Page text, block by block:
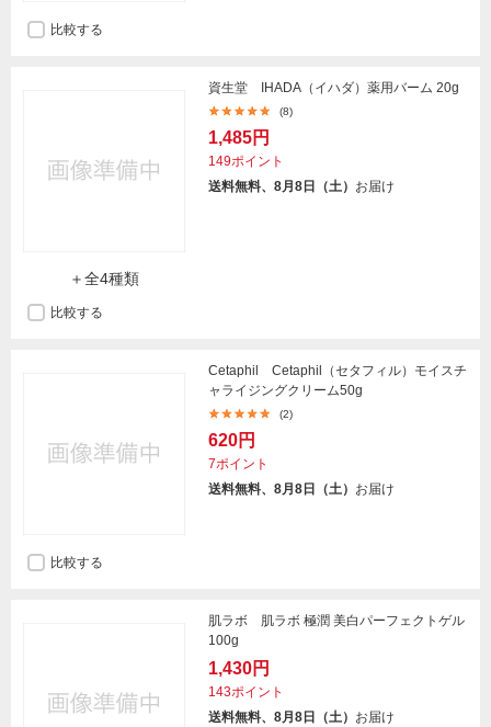
比較する
＋全4種類
資生堂 IHADA（イハダ）薬用バーム 20g
(8)
1,485円
149ポイント
送料無料、8月8日（土） お届け
比較する
Cetaphil Cetaphil（セタフィル）モイスチ
ャライジングクリーム50g
(2)
620円
7ポイント
送料無料、8月8日（土） お届け
比較する
肌ラボ 肌ラボ 極潤 美白パーフェクトゲル
100g
1,430円
143ポイント
送料無料、8月8日（土） お届け